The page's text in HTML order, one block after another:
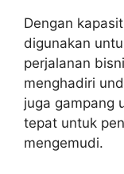
Dengan
digunakan
perjalanan
menghadiri
juga gampang
tepat untuk
mengemudi.